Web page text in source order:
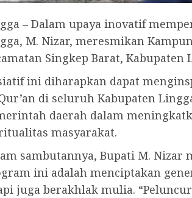
– Dalam upaya inovatif
M. Nizar, meresmikan
Singkep Barat, Kabupaten
ini diharapkan dapat
di seluruh Kabupaten
daerah dalam
masyarakat.
sambutannya, Bupati M.
ini adalah menciptakan
juga berakhlak mulia.